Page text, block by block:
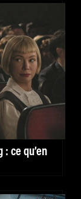
ce qu’en